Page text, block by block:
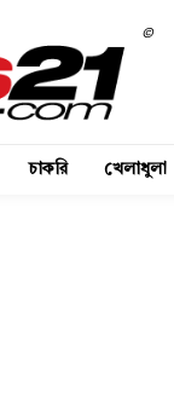
©
চাকরি খেলাধুলা